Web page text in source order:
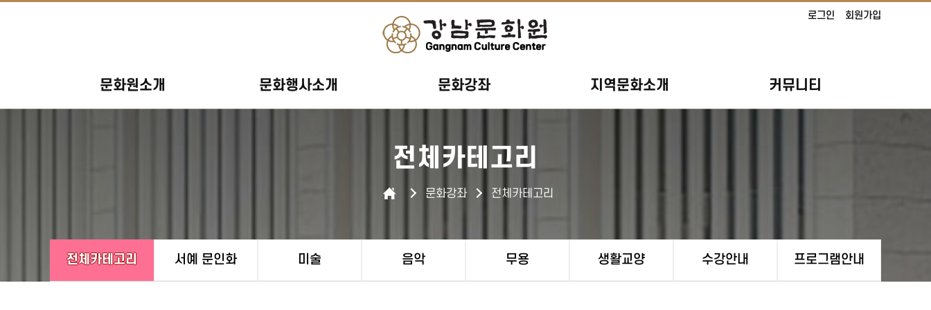
로그인 회원가입
문화원소개 문화행사소개 문화강좌 지역문화소개 커뮤니티
전체카테고리
문화강좌 전체카테고리
전체카테고리 서예 문인화 미술 음악 무용 생활교양 수강안내 프로그램안내